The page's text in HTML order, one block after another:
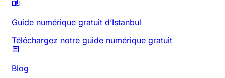
Guide numérique gratuit d’Istanbul
Téléchargez notre guide numérique gratuit
Blog